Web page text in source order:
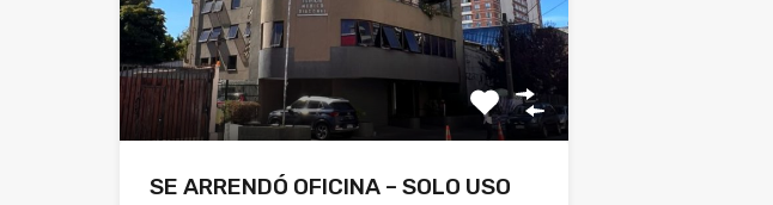
SE ARRENDÓ OFICINA – SOLO USO